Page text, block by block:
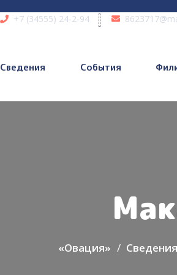
+7 (34555) 24-2-94
Сведения События
«Овация»